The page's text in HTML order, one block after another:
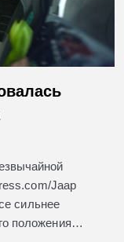
Jaap
сильнее
положения…